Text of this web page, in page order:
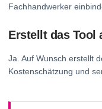
Fachhandwerker
Erstellt das Tool
Ja. Auf Wunsch erstellt
Kostenschätzung und